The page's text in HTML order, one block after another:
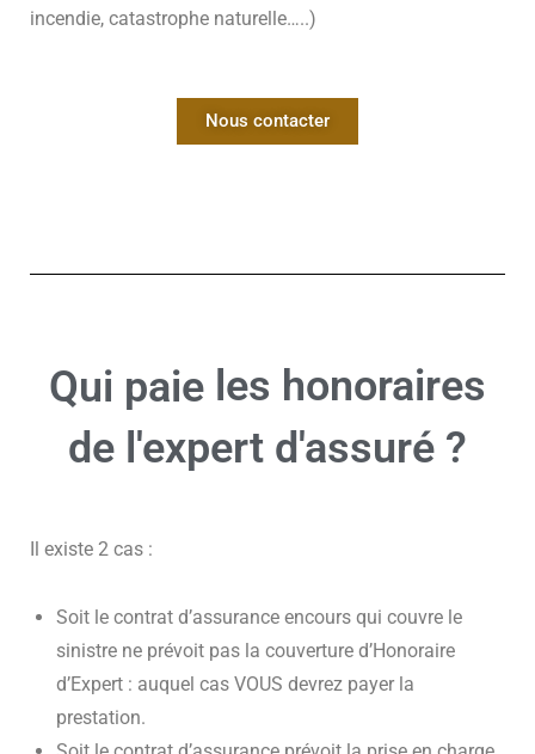
incendie, catastrophe naturelle…..)
Nous contacter
Qui paie les honoraires
de l'expert d'assuré ?
Il existe 2 cas :
Soit le contrat d’assurance encours qui couvre le
sinistre ne prévoit pas la couverture d’Honoraire
d’Expert : auquel cas VOUS devrez payer la
prestation.